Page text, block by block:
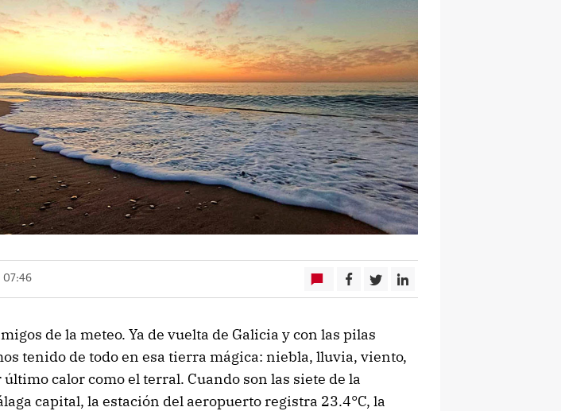
07:46
de la meteo. Ya de vuelta de Galicia y con las pilas
tenido de todo en esa tierra mágica: niebla, lluvia, viento,
calor como el terral. Cuando son las siete de la
capital, la estación del aeropuerto registra 23.4°C, la